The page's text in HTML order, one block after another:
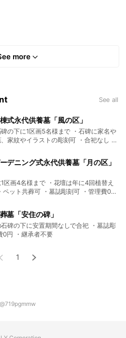
ため1名様共同エリア(ペット
more
See all
式永代供養墓「風の区」
碑の下に1区画5名様まで ・石碑に家名や
家紋やイラストの彫刻可 ・合祀なし ・
ーデニング式永代供養墓「月の区」
1区画4名様まで ・花壇は年に4回植替え
ペット共葬可 ・墓誌彫刻可 ・管理費0円
墓「安住の碑」
石碑の下に安置期間なしで合祀 ・墓誌彫
0円 ・継承者不要
1
@719pgmmw